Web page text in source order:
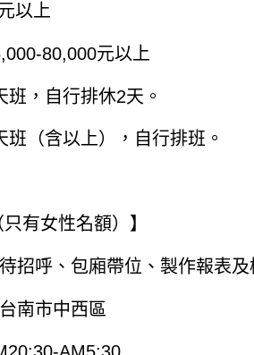
以上
80,000元以上
班，自行排休2天。
班（含以上），自行排班。
有女性名額）】
招呼、包廂帶位、製作報表及
南市中西區